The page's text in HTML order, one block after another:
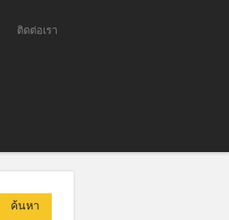
ติดต่อเรา